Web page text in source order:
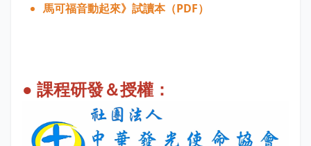
馬可福音動起來》試讀本（PDF）
● 課程研發＆授權：